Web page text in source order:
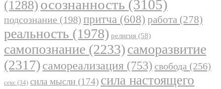
(1288) осознанность (3105)
подсознание (198) притча (608) работа (278)
реальность (1978) религия (58)
самопознание (2233)саморазвитие
(2317) самореализация (753) свобода (256)
секс (34) сила мысли (174) сила настоящего